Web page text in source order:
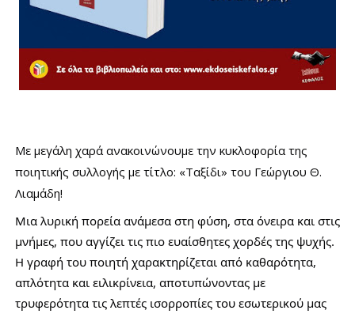
Με μεγάλη χαρά ανακοινώνουμε την κυκλοφορία της
ποιητικής συλλογής με τίτλο: «Ταξίδι» του Γεώργιου Θ.
Λιαμάδη!
Μια λυρική πορεία ανάμεσα στη φύση, στα όνειρα και στις
μνήμες, που αγγίζει τις πιο ευαίσθητες χορδές της ψυχής.
Η γραφή του ποιητή χαρακτηρίζεται από καθαρότητα,
απλότητα και ειλικρίνεια, αποτυπώνοντας με
τρυφερότητα τις λεπτές ισορροπίες του εσωτερικού μας